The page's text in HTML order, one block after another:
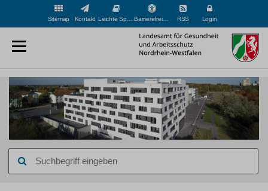
Sitemap Kontakt Barrierefreiheit RSS Login
eingeben